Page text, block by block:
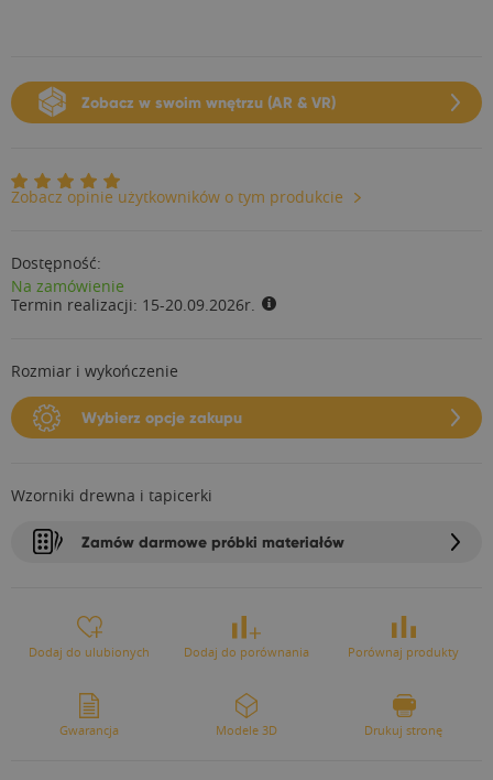
Zobacz w swoim wnętrzu (AR & VR)
Zobacz opinie użytkowników o tym produkcie
Dostępność:
Na zamówienie
Termin realizacji: 15-20.09.2026r.
Rozmiar i wykończenie
Wybierz opcje zakupu
Wzorniki drewna i tapicerki
Zamów darmowe próbki materiałów
Dodaj do ulubionych Dodaj do porównania Porównaj produkty
Gwarancja Modele 3D Drukuj stronę